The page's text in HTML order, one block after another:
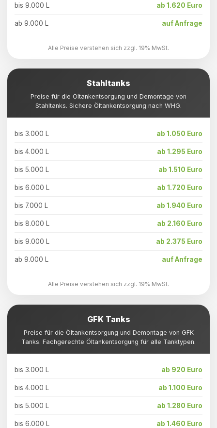
bis 9.000 L ab 1.620 Euro
ab 9.000 L auf Anfrage
Alle Preise verstehen sich zzgl. 19% MwSt.
Stahltanks
Preise für die Öltankentsorgung und Demontage von
Stahltanks. Sichere Öltankentsorgung nach WHG.
bis 3.000 L ab 1.050 Euro
bis 4.000 L ab 1.295 Euro
bis 5.000 L ab 1.510 Euro
bis 6.000 L ab 1.720 Euro
bis 7.000 L ab 1.940 Euro
bis 8.000 L ab 2.160 Euro
bis 9.000 L ab 2.375 Euro
ab 9.000 L auf Anfrage
Alle Preise verstehen sich zzgl. 19% MwSt.
GFK Tanks
Preise für die Öltankentsorgung und Demontage von GFK
Tanks. Fachgerechte Öltankentsorgung für alle Tanktypen.
bis 3.000 L ab 920 Euro
bis 4.000 L ab 1.100 Euro
bis 5.000 L ab 1.280 Euro
bis 6.000 L ab 1.460 Euro